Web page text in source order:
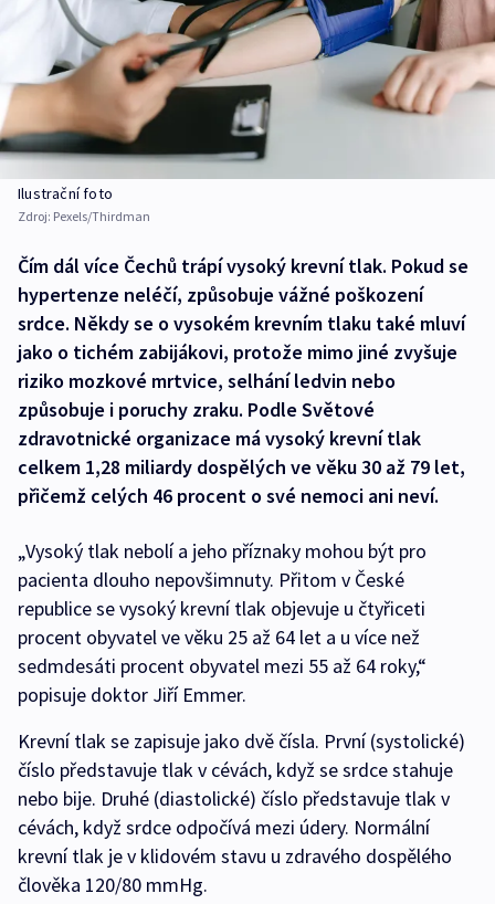
Ilustrační foto
Zdroj: Pexels/Thirdman
Čím dál více Čechů trápí vysoký krevní tlak. Pokud se
hypertenze neléčí, způsobuje vážné poškození
srdce. Někdy se o vysokém krevním tlaku také mluví
jako o tichém zabijákovi, protože mimo jiné zvyšuje
riziko mozkové mrtvice, selhání ledvin nebo
způsobuje i poruchy zraku. Podle Světové
zdravotnické organizace má vysoký krevní tlak
celkem 1,28 miliardy dospělých ve věku 30 až 79 let,
přičemž celých 46 procent o své nemoci ani neví.
„Vysoký tlak nebolí a jeho příznaky mohou být pro
pacienta dlouho nepovšimnuty. Přitom v České
republice se vysoký krevní tlak objevuje u čtyřiceti
procent obyvatel ve věku 25 až 64 let a u více než
sedmdesáti procent obyvatel mezi 55 až 64 roky,“
popisuje doktor Jiří Emmer.
Krevní tlak se zapisuje jako dvě čísla. První (systolické)
číslo představuje tlak v cévách, když se srdce stahuje
nebo bije. Druhé (diastolické) číslo představuje tlak v
cévách, když srdce odpočívá mezi údery. Normální
krevní tlak je v klidovém stavu u zdravého dospělého
člověka 120/80 mmHg.